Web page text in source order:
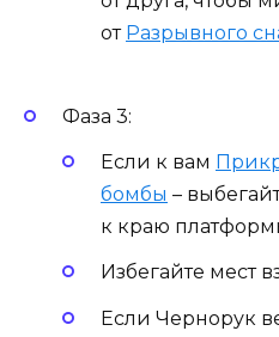
от Разрывного
Фаза 3:
Если к вам
бомбы –
к краю
Избегайте мест
Если Чернорук